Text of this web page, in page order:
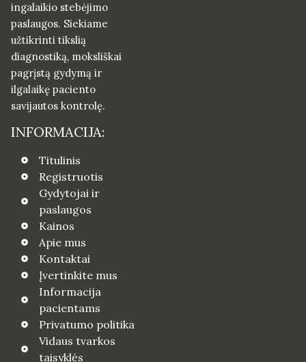
ingalaikio stebėjimo
paslaugos. Siekiame
užtikrinti tikslią
diagnostiką, moksliškai
pagrįstą gydymą ir
ilgalaikę paciento
savijautos kontrolę.
INFORMACIJA:
Titulinis
Registruotis
Gydytojai ir
paslaugos
Kainos
Apie mus
Kontaktai
Įvertinkite mus
Informacija
pacientams
Privatumo politika
Vidaus tvarkos
taisyklės